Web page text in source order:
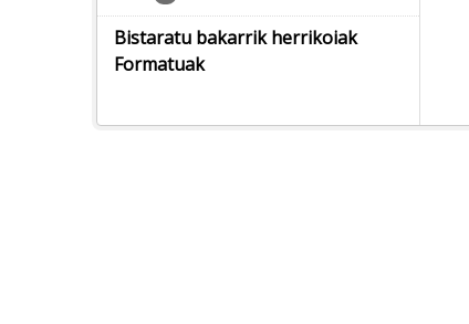
Bistaratu bakarrik herrikoiak
Formatuak